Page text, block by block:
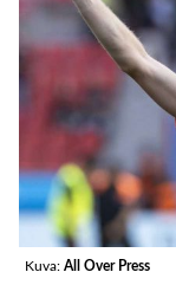
Kuva: All Over Press